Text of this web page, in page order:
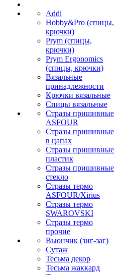
Addi
Hobby&Pro (спицы,
крючки)
Prym (спицы,
крючки)
Prym Ergonomics
(спицы, крючки)
Вязальные
принадлежности
Крючки вязальные
Спицы вязальные
Стразы пришивные
ASFOUR
Стразы пришивные
в цапах
Стразы пришивные
пластик
Стразы пришивные
стекло
Стразы термо
ASFOUR/Xirius
Стразы термо
SWAROVSKI
Стразы термо
прочие
Вьюнчик (зиг-заг)
Сутаж
Тесьма декор
Тесьма жаккард